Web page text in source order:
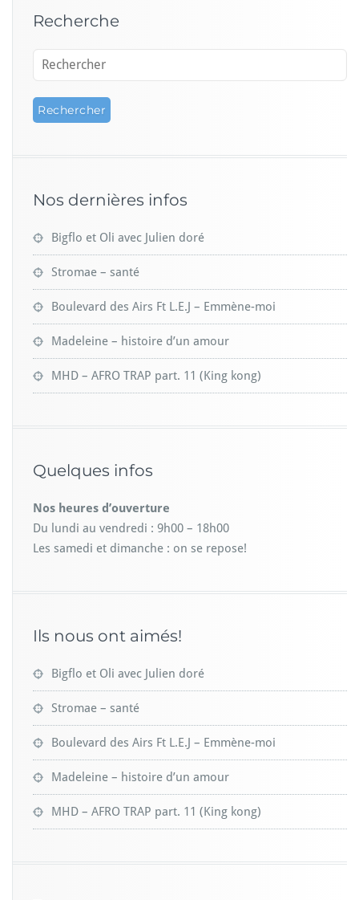
Recherche
Nos dernières infos
Bigflo et Oli avec Julien doré
Stromae – santé
Boulevard des Airs Ft L.E.J – Emmène-moi
Madeleine – histoire d’un amour
MHD – AFRO TRAP part. 11 (King kong)
Quelques infos
Nos heures d’ouverture
Du lundi au vendredi : 9h00 – 18h00
Les samedi et dimanche : on se repose!
Ils nous ont aimés!
Bigflo et Oli avec Julien doré
Stromae – santé
Boulevard des Airs Ft L.E.J – Emmène-moi
Madeleine – histoire d’un amour
MHD – AFRO TRAP part. 11 (King kong)